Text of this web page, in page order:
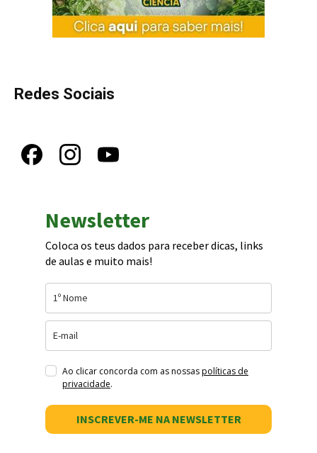
Redes Sociais
Newsletter
Coloca os teus dados para receber dicas, links
de aulas e muito mais!
Ao clicar concorda com as nossaspolíticas de
privacidade.
INSCREVER-ME NA NEWSLETTER